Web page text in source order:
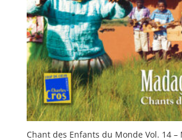
Chant des Enfants du Monde Vol. 14 –